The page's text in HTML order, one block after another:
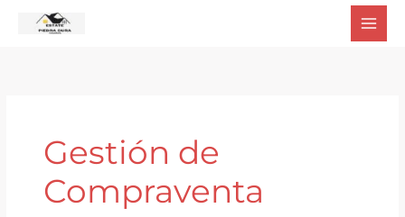
Gestión de
Compraventa